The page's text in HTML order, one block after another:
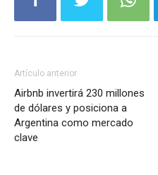
Artículo anterior
Airbnb invertirá 230 millones
de dólares y posiciona a
Argentina como mercado
clave